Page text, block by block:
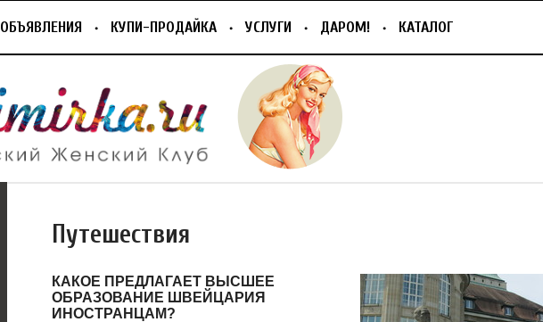
ОБЪЯВЛЕНИЯ КУПИ-ПРОДАЙКА УСЛУГИ ДАРОМ! КАТАЛОГ
Путешествия
КАКОЕ ПРЕДЛАГАЕТ ВЫСШЕЕ
ОБРАЗОВАНИЕ ШВЕЙЦАРИЯ
ИНОСТРАНЦАМ?